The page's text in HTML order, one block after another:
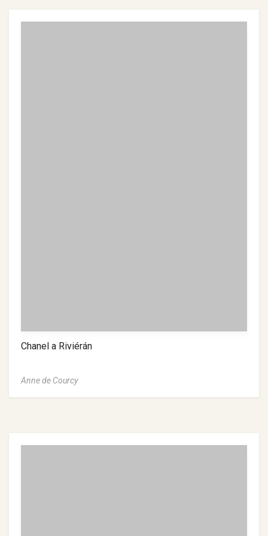
Chanel a Riviérán
Anne de Courcy